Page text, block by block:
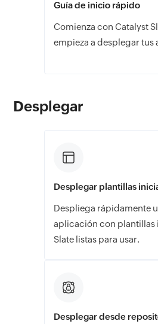
Guía de inicio rápido
Comienza con Catalyst
empieza a desplegar tus
Desplegar
Desplegar plantillas
Despliega rápidamente
aplicación con plantillas
Slate listas para usar.
Desplegar desde